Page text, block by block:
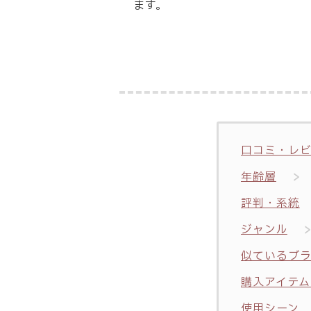
ます。
口コミ・レ
年齢層
評判・系統
ジャンル
似ているブ
購入アイテ